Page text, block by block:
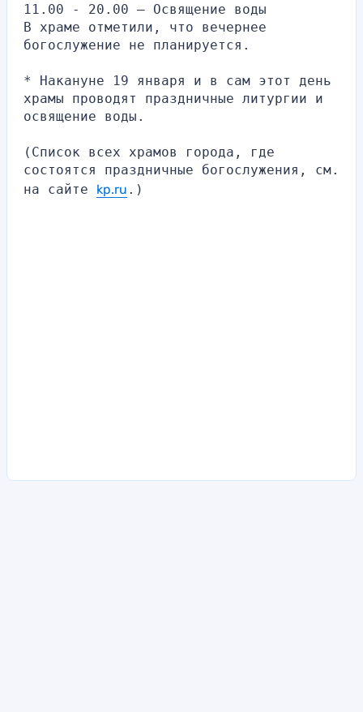
11.00 - 20.00 — Освящение воды
В храме отметили, что вечернее
богослужение не планируется.
* Накануне 19 января и в сам этот день
храмы проводят праздничные литургии и
освящение воды.
(Список всех храмов города, где
состоятся праздничные богослужения, см.
на сайте kp.ru .)